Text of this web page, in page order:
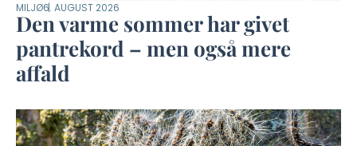
MILJØ6. AUGUST 2026
Den varme sommer har givet
pantrekord – men også mere
affald